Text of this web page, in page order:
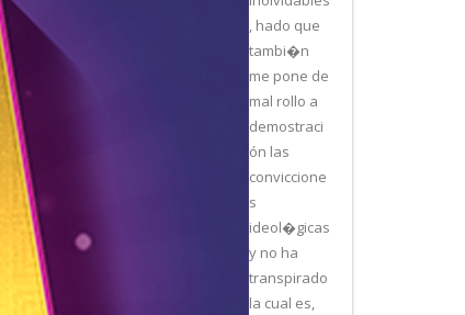
, hado que
tambi�n
me pone de
mal rollo a
demostraci
ón las
conviccione
s
ideol�gicas
y no ha
transpirado
la cual es,